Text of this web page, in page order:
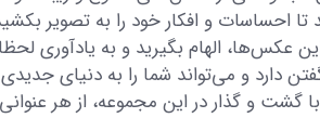
احساسات و افکار خود را به تصویر
عکس‌ها، الهام بگیرید و به یادآوری
دارد و می‌تواند شما را به دنیای جدیدی
گشت و گذار در این مجموعه، از هر